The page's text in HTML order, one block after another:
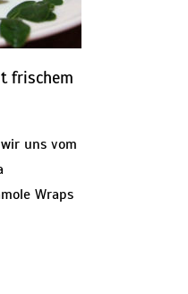
frischem
uns vom
Wraps